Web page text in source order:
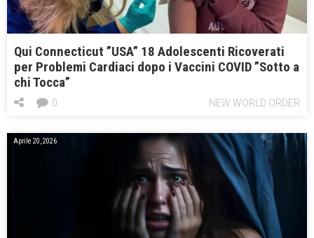
Qui Connecticut ”USA” 18 Adolescenti Ricoverati
per Problemi Cardiaci dopo i Vaccini COVID ”Sotto a
chi Tocca”
NEW WORLD ORDER
0
Aprile 20, 2026